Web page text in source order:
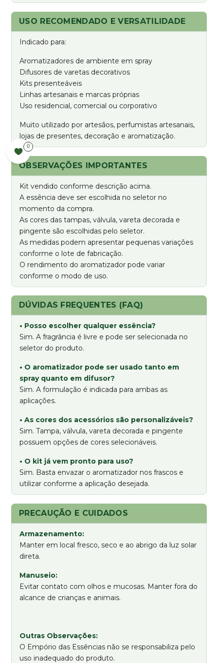
USO RECOMENDADO E VERSATILIDADE
Indicado para:
Aromatizadores de ambiente em spray
Difusores de varetas decorativos
Kits presenteáveis
Linhas artesanais e marcas próprias
Uso residencial, comercial ou corporativo
Muito utilizado por artesãos, perfumistas artesanais,
lojas de presentes, decoração e aromatização.
OBSERVAÇÕES IMPORTANTES
Kit vendido conforme descrição acima.
A essência deve ser escolhida no seletor no
momento da compra.
As cores das tampas, válvula, vareta decorada e
pingente são escolhidas pelo seletor.
As medidas podem apresentar pequenas variações
conforme o lote de fabricação.
O rendimento do aromatizador pode variar
conforme o modo de uso.
DÚVIDAS FREQUENTES (FAQ)
• Posso escolher qualquer essência?
Sim. A fragrância é livre e pode ser selecionada no
seletor do produto.
• O aromatizador pode ser usado tanto em
spray quanto em difusor?
Sim. A formulação é indicada para ambas as
aplicações.
• As cores dos acessórios são personalizáveis?
Sim. Tampa, válvula, vareta decorada e pingente
possuem opções de cores selecionáveis.
• O kit já vem pronto para uso?
Sim. Basta envazar o aromatizador nos frascos e
utilizar conforme a aplicação desejada.
PRECAUÇÃO E CUIDADOS
Armazenamento:
Manter em local fresco, seco e ao abrigo da luz solar
direta.
Manuseio:
Evitar contato com olhos e mucosas. Manter fora do
alcance de crianças e animais.
Outras Observações:
O Empório das Essências não se responsabiliza pelo
uso inadequado do produto.
0